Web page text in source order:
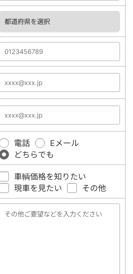
電話
Eメール
どちらでも
車輌価格を知りたい
現車を見たい
その他